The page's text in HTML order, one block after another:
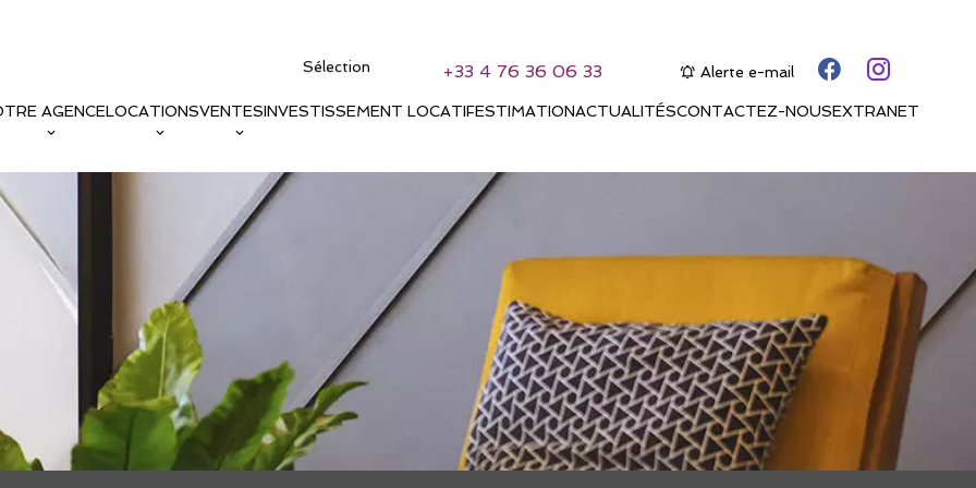
Sélection +33 4 76 36 06 33 Alerte e-mail
AGENCELOCATIONSVENTESINVESTISSEMENT LOCATIFESTIMATIONACTUALITÉSCONTACTEZ-NOUSEXTRANET